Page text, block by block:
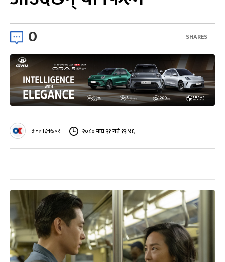
0 SHARES
अनलाइनखबर २०८० माघ २१ गते १२:४६